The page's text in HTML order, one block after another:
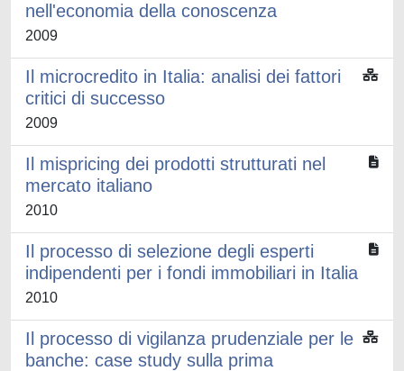
nell'economia della conoscenza
2009
Il microcredito in Italia: analisi dei fattori
critici di successo
2009
Il mispricing dei prodotti strutturati nel
mercato italiano
2010
Il processo di selezione degli esperti
indipendenti per i fondi immobiliari in Italia
2010
Il processo di vigilanza prudenziale per le
banche: case study sulla prima